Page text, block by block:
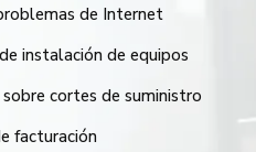
de Internet
instalación de equipos
cortes de suministro
facturación